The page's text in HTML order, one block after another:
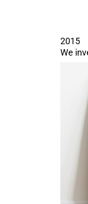
2015
We